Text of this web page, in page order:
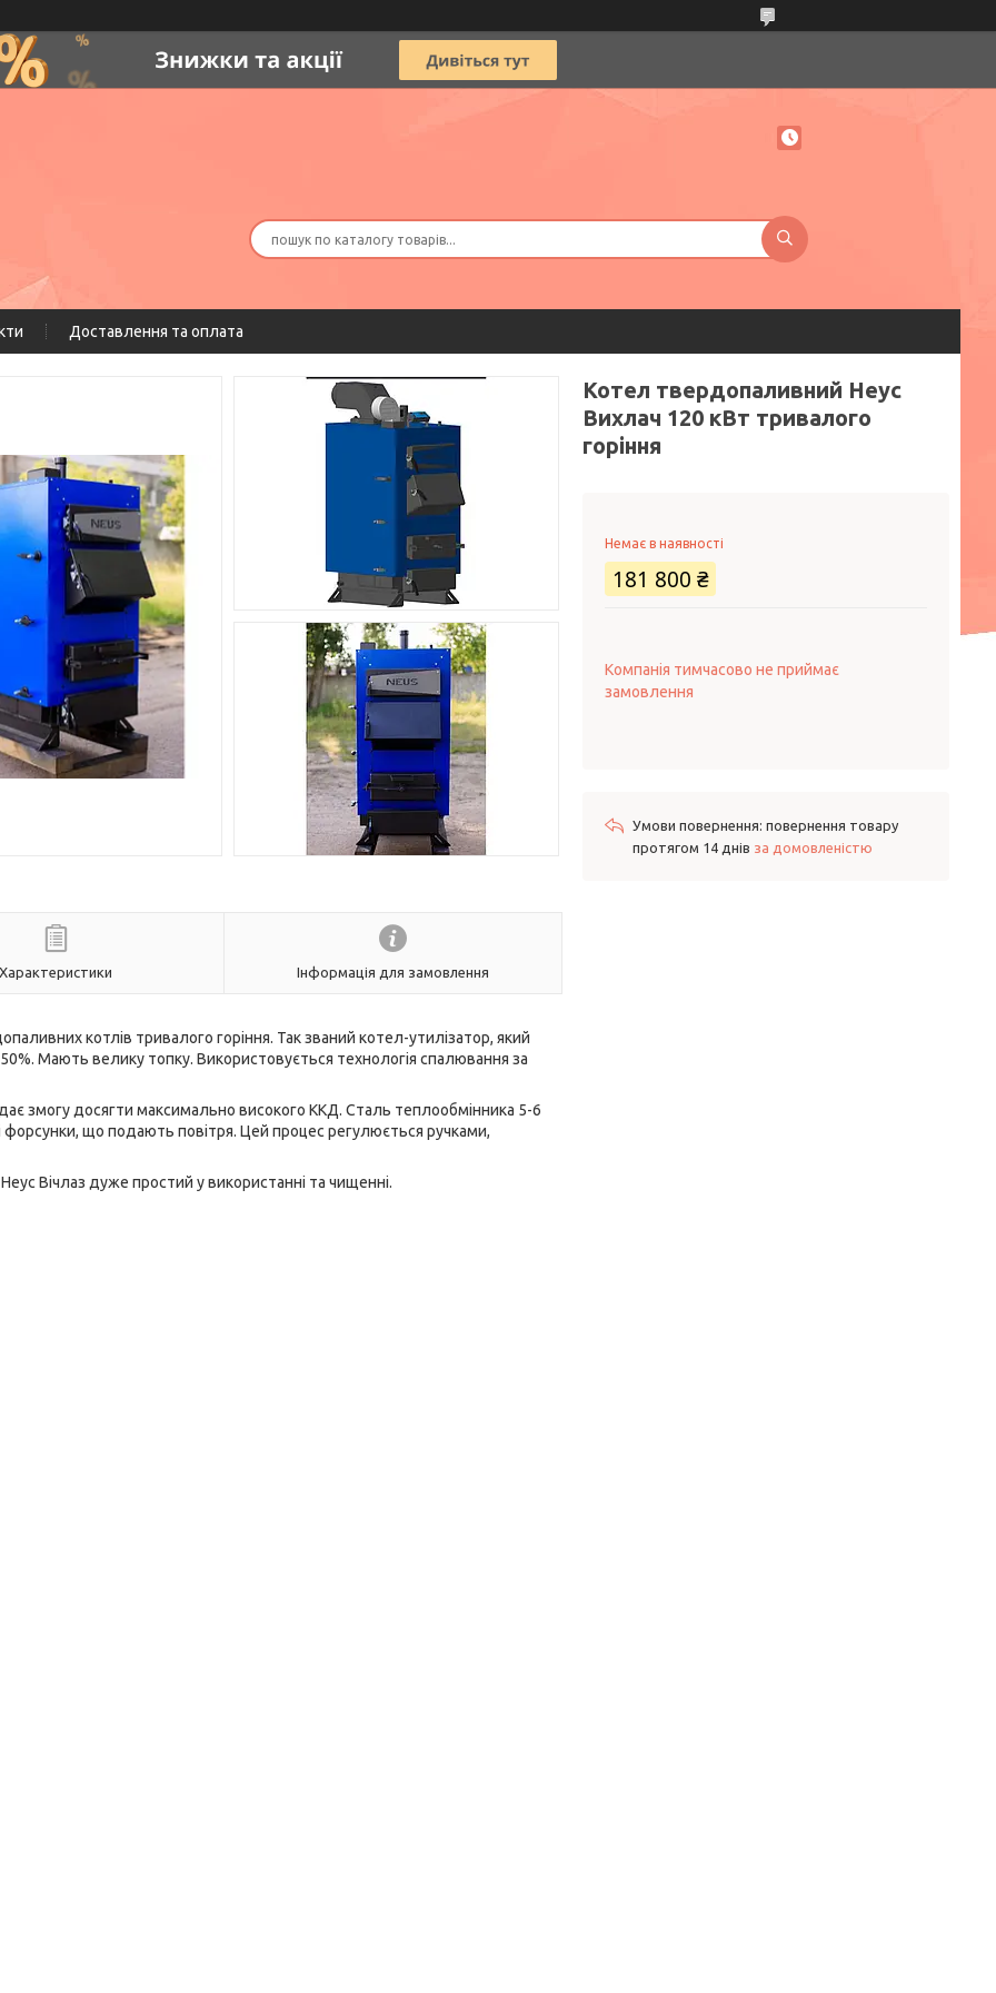
Доставлення та оплата
Характеристики Інформація для замовлення
котлів тривалого горіння. Так званий котел-утилізатор, який
Мають велику топку. Використовується технологія спалювання за
змогу досягти максимально високого ККД. Сталь теплообмінника 5-6
що подають повітря. Цей процес регулюється ручками,
Вічлаз дуже простий у використанні та чищенні.
Котел твердопаливний Неус
Вихлач 120 кВт тривалого
горіння
Немає в наявності
181 800 ₴
Компанія тимчасово не приймає
замовлення
повернення товару
протягом 14 днів за домовленістю